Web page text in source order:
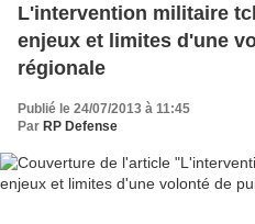
L'intervention militaire
enjeux et limites d'une
régionale
Publié le 24/07/2013 à 11:45
Par RP Defense